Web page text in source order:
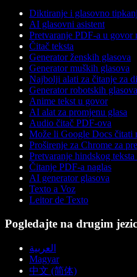
Diktiranje i glasovno
AI glasovni asistent
Pretvaranje PDF-a u govor
Čitač teksta
Generator ženskih glasova
Generator muških glasova
Najbolji alati za čitanje za
Generator robotskih glasova
Anime tekst u govor
AI alat za promjenu glasa
Audio čitač PDF-ova
Može li Google Docs čitati
Proširenje za Chrome za
Pretvaranje hindskog
Čitanje PDF-a naglas
AI generator glasova
Texto a Voz
Leitor de Texto
Pogledajte na drugim
العربية
Magyar
中文 (简体)